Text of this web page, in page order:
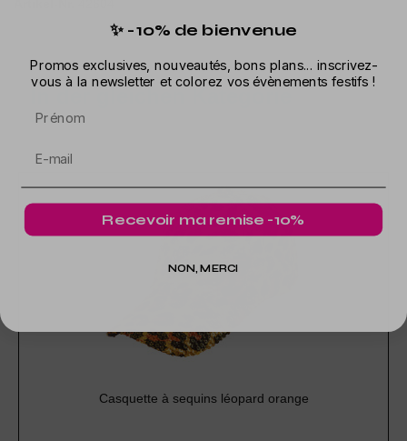
Casquette à sequins léopard orange
✨ -10% de bienvenue
Promos exclusives, nouveautés, bons plans... inscrivez-
vous à la newsletter et colorez vos évènements festifs !
Recevoir ma remise -10%
NON, MERCI